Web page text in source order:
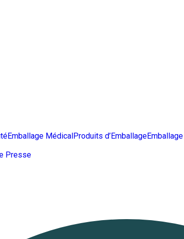
Emballage MédicalProduits d’Emballage
Presse